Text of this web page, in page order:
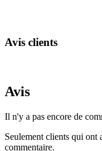
Avis clients
Avis
Il n'y a pas encore de
Seulement clients qui ont
commentaire.